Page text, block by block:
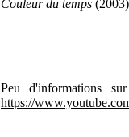
Couleur du temps
Peu d'informations
https://